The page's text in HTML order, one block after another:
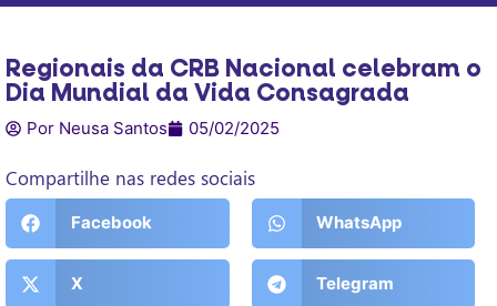
Regionais da CRB Nacional celebram o
Dia Mundial da Vida Consagrada
Por Neusa Santos 05/02/2025
Compartilhe nas redes sociais
Facebook WhatsApp
X Telegram